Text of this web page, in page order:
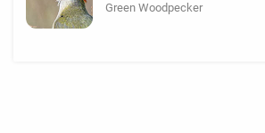
Green Woodpecker